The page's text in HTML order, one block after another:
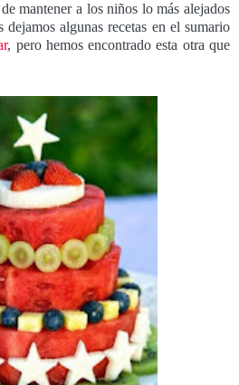
mantener a los niños lo más alejados
dejamos algunas recetas en el sumario
, pero hemos encontrado esta otra que